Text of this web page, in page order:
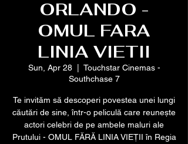
ORLANDO -
OMUL FARA
LINIA VIETII
Sun, Apr 28
  |
Touchstar Cinemas -
Southchase 7
Te invităm să descoperi povestea unei lungi
căutări de sine, într-o peliculă care reunește
actori celebri de pe ambele maluri ale
Prutului - OMUL FĂRĂ LINIA VIEȚII în Regia